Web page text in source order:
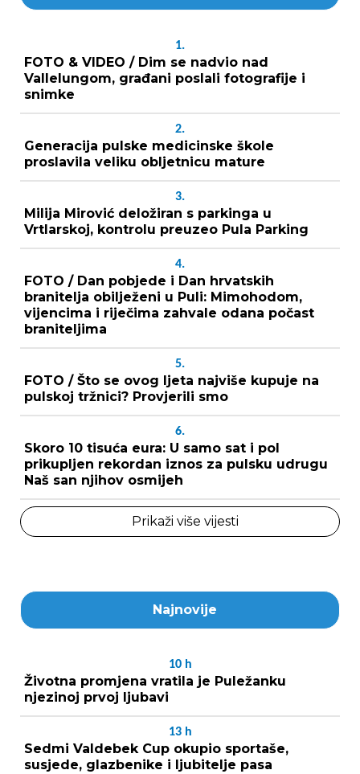
1.
FOTO & VIDEO / Dim se nadvio nad
Vallelungom, građani poslali fotografije i
snimke
2.
Generacija pulske medicinske škole
proslavila veliku obljetnicu mature
3.
Milija Mirović deložiran s parkinga u
Vrtlarskoj, kontrolu preuzeo Pula Parking
4.
FOTO / Dan pobjede i Dan hrvatskih
branitelja obilježeni u Puli: Mimohodom,
vijencima i riječima zahvale odana počast
braniteljima
5.
FOTO / Što se ovog ljeta najviše kupuje na
pulskoj tržnici? Provjerili smo
6.
Skoro 10 tisuća eura: U samo sat i pol
prikupljen rekordan iznos za pulsku udrugu
Naš san njihov osmijeh
Prikaži više vijesti
Najnovije
10 h
Životna promjena vratila je Puležanku
njezinoj prvoj ljubavi
13 h
Sedmi Valdebek Cup okupio sportaše,
susjede, glazbenike i ljubitelje pasa